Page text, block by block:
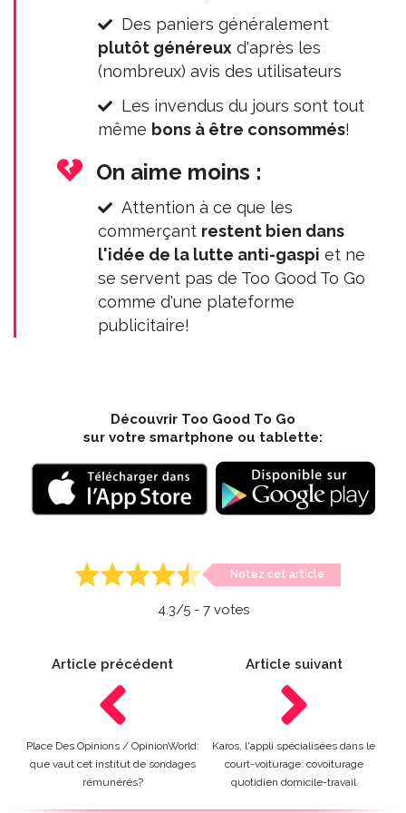
Des paniers généralement
plutôt généreux d'après les
(nombreux) avis des utilisateurs
Les invendus du jours sont tout
même bons à être consommés!
On aime moins :
Attention à ce que les
commerçant restent bien dans
l'idée de la lutte anti-gaspi et ne
se servent pas de Too Good To Go
comme d'une plateforme
publicitaire!
Découvrir Too Good To Go
sur votre smartphone ou tablette:
Notez cet article
4.3/5 - 7votes
Article précédent
Place Des Opinions / OpinionWorld:
que vaut cet institut de sondages
rémunérés?
Article suivant
Karos, l'appli spécialisées dans le
court-voiturage: covoiturage
quotidien domicile-travail